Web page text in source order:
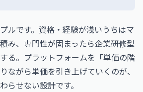
ルです。資格・経験が浅いうちはマ
み、専門性が固まったら企業研修型
る。プラットフォームを「単価の階
ながら単価を引き上げていくのが、
らせない設計です。